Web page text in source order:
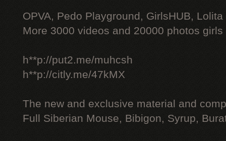
OPVA, Pedo Playground, GirlsHUB, Lolita
More 3000 videos and 20000 photos
h**p://put2.me/muhcsh
h**p://citly.me/47kMX
The new and exclusive material and
Full Siberian Mouse, Bibigon, Syrup,